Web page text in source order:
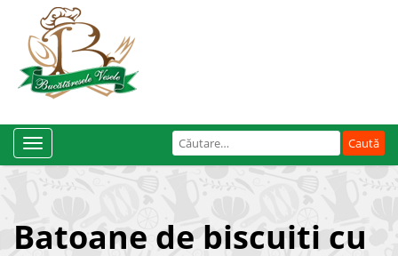
Caută
după:
Toggle
Navigation
Batoane de biscuiti cu